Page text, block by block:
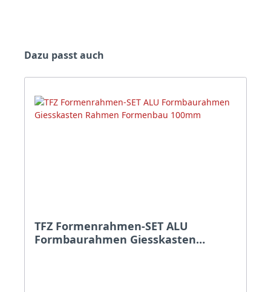
Produktgalerie überspringen
Dazu passt auch
TFZ Formenrahmen-SET ALU
Formbaurahmen Giesskasten